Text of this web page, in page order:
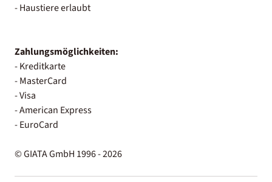
- Haustiere erlaubt
Zahlungsmöglichkeiten:
- Kreditkarte
- MasterCard
- Visa
- American Express
- EuroCard
© GIATA GmbH 1996 - 2026